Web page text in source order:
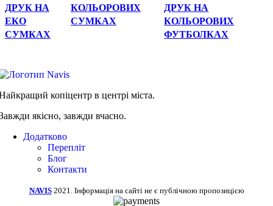
перегляд
ДРУК НА
ЕКО
СУМКАХ
КОЛЬОРОВИХ
СУМКАХ
ДРУК НА
КОЛЬОРОВИХ
ФУТБОЛКАХ
копіцентр в центрі міста.
якісно, завжди вчасно.
Додатково
Перепліт
Блог
Контакти
NAVIS 2021. Інформація на сайті не є публічною пропозицією